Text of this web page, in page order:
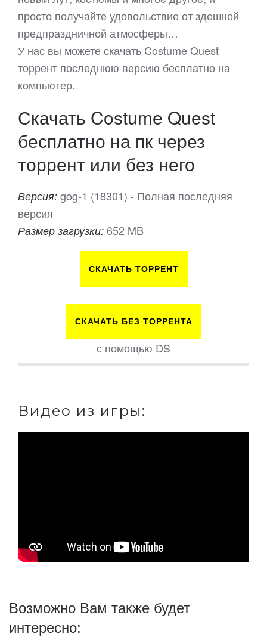
просто получайте удовольствие от здешней
предпраздничной атмосферы…
У нас вы можете скачать Costume Quest
торрент последнюю версию бесплатно на
компьютер.
Скачать Costume Quest
бесплатно на пк через
торрент или без него
Версия: gog-1 (18301) - Полная последняя
версия
Размер загрузки: 652 MB
СКАЧАТЬ ТОРРЕНТ
СКАЧАТЬ БЕЗ ТОРРЕНТА
с помощью DS
Видео из игры:
Возможно Вам также будет
интересно: